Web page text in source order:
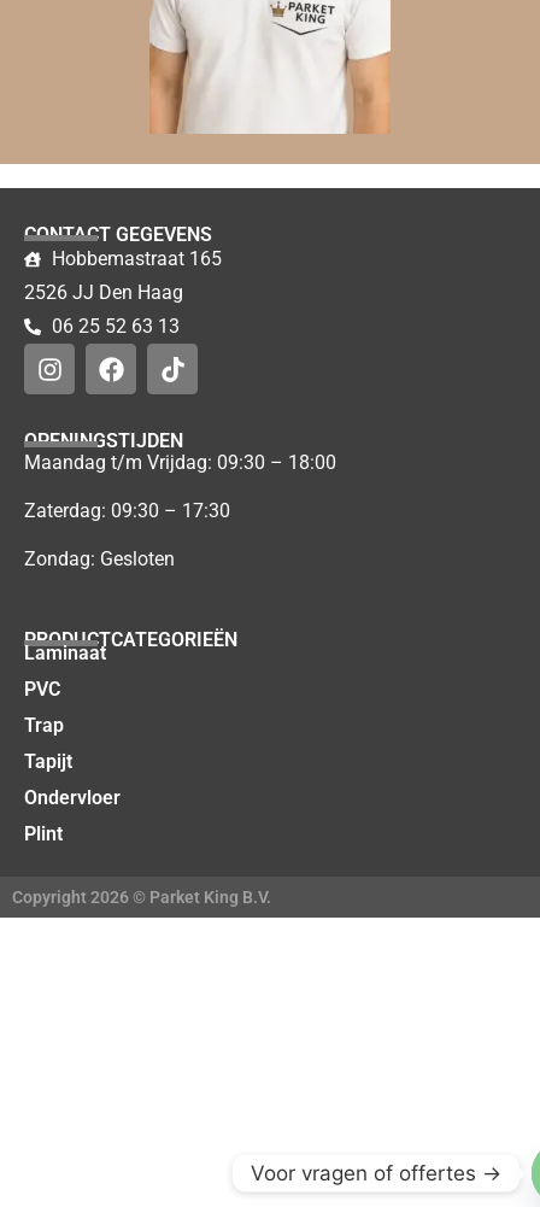
CONTACT GEGEVENS
Hobbemastraat 165
2526 JJ Den Haag
06 25 52 63 13
OPENINGSTIJDEN
Maandag t/m Vrijdag: 09:30 – 18:00
Zaterdag: 09:30 – 17:30
Zondag: Gesloten
PRODUCTCATEGORIEËN
Laminaat
PVC
Trap
Tapijt
Ondervloer
Plint
Copyright 2026 © Parket King B.V.
Voor vragen of offertes ->